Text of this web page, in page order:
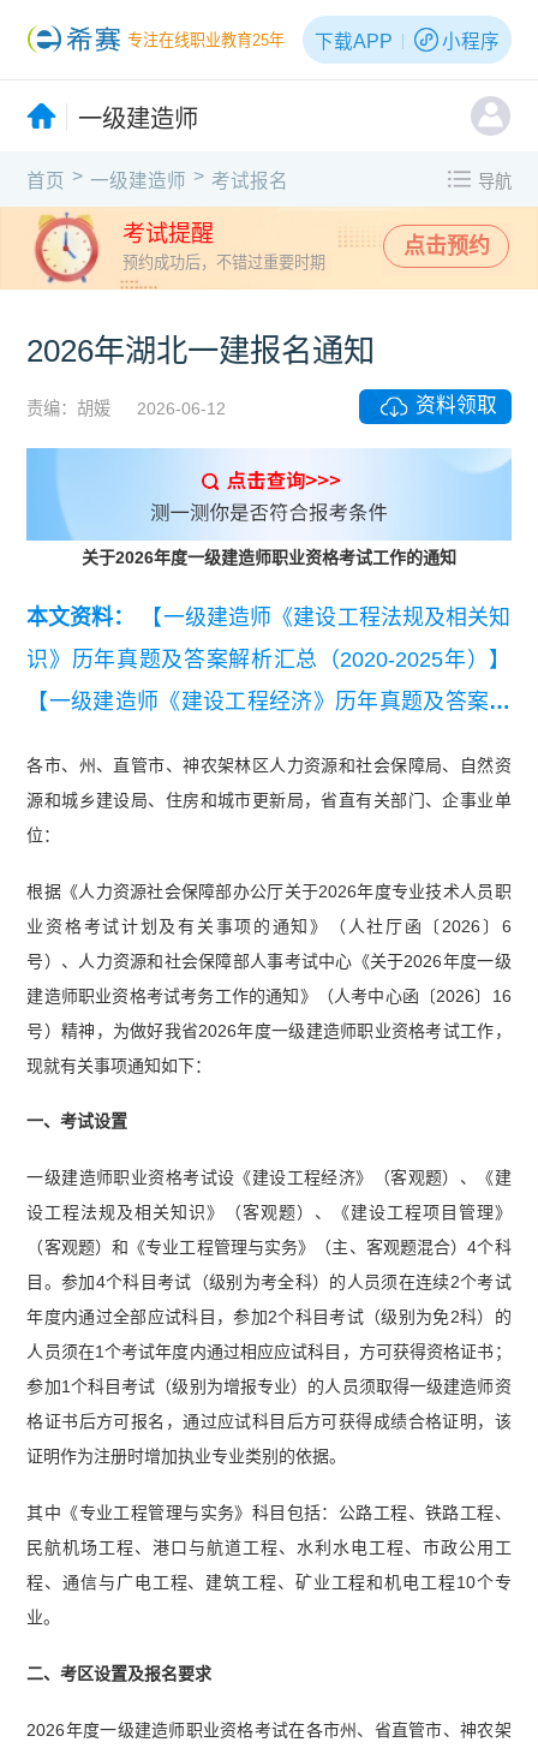
专注在线职业教育25年 下载APP 小程序
一级建造师
首页 > 一级建造师 > 考试报名 导航
考试提醒
预约成功后，不错过重要时期
点击预约
2026年湖北一建报名通知
责编：胡媛 2026-06-12 资料领取
关于2026年度一级建造师职业资格考试工作的通知
本文资料：
【一级建造师《建设工程法规及相关知
识》历年真题及答案解析汇总（2020-2025年）】
【一级建造师《建设工程经济》历年真题及答案解
025年）】
各市、州、直管市、神农架林区人力资源和社会保障局、自然资
源和城乡建设局、住房和城市更新局，省直有关部门、企事业单
位：
根据《人力资源社会保障部办公厅关于2026年度专业技术人员职
业资格考试计划及有关事项的通知》（人社厅函〔2026〕6
号）、人力资源和社会保障部人事考试中心《关于2026年度一级
建造师职业资格考试考务工作的通知》（人考中心函〔2026〕16
号）精神，为做好我省2026年度一级建造师职业资格考试工作，
现就有关事项通知如下：
一、考试设置
一级建造师职业资格考试设《建设工程经济》（客观题）、《建
设工程法规及相关知识》（客观题）、《建设工程项目管理》
（客观题）和《专业工程管理与实务》（主、客观题混合）4个科
目。参加4个科目考试（级别为考全科）的人员须在连续2个考试
年度内通过全部应试科目，参加2个科目考试（级别为免2科）的
人员须在1个考试年度内通过相应应试科目，方可获得资格证书；
参加1个科目考试（级别为增报专业）的人员须取得一级建造师资
格证书后方可报名，通过应试科目后方可获得成绩合格证明，该
证明作为注册时增加执业专业类别的依据。
其中《专业工程管理与实务》科目包括：公路工程、铁路工程、
民航机场工程、港口与航道工程、水利水电工程、市政公用工
程、通信与广电工程、建筑工程、矿业工程和机电工程10个专
业。
二、考区设置及报名要求
2026年度一级建造师职业资格考试在各市州、省直管市、神农架